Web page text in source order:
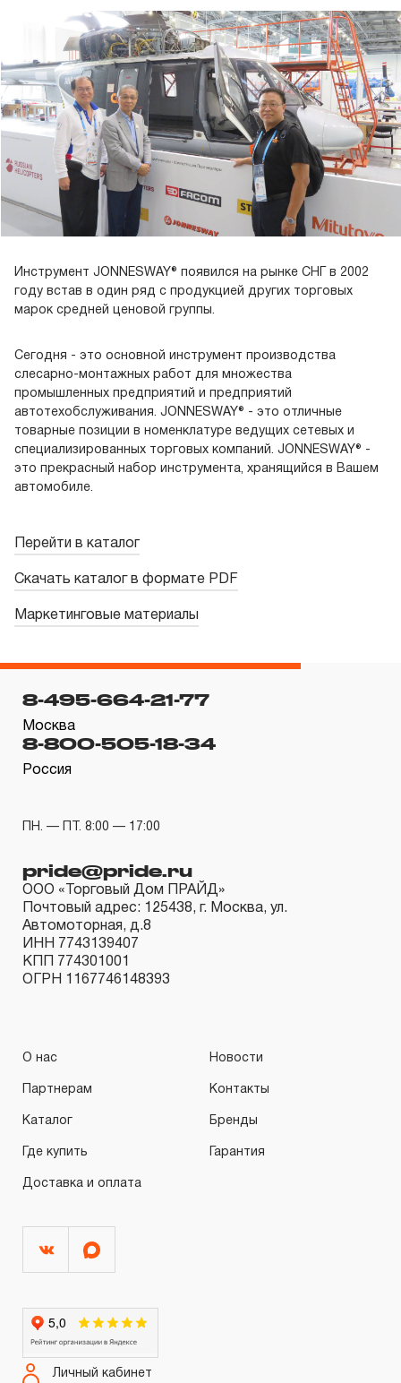
Инструмент JONNESWAY® появился на рынке СНГ в 2002
году встав в один ряд с продукцией других торговых
марок средней ценовой группы.
Сегодня - это основной инструмент производства
слесарно-монтажных работ для множества
промышленных предприятий и предприятий
автотехобслуживания. JONNESWAY® - это отличные
товарные позиции в номенклатуре ведущих сетевых и
специализированных торговых компаний. JONNESWAY® -
это прекрасный набор инструмента, хранящийся в Вашем
автомобиле.
Перейти в каталог
Скачать каталог в формате PDF
Маркетинговые материалы
8-495-664-21-77
Москва
8-800-505-18-34
Россия
ПН. — ПТ. 8:00 — 17:00
pride@pride.ru
ООО «Торговый Дом ПРАЙД»
Почтовый адрес: 125438, г. Москва, ул.
Автомоторная, д.8
ИНН 7743139407
КПП 774301001
ОГРН 1167746148393
О нас Новости
Партнерам Контакты
Каталог Бренды
Где купить Гарантия
Доставка и оплата
Личный кабинет